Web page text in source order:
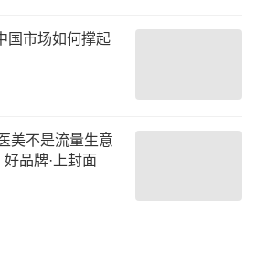
国市场如何撑起
美不是流量生意
品牌·上封面